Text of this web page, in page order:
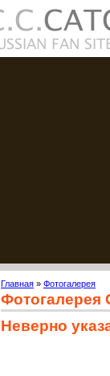
Главная » Фотогалерея
Фотогалерея
Неверно